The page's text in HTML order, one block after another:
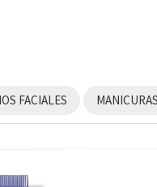
FACIALES MANICURAS